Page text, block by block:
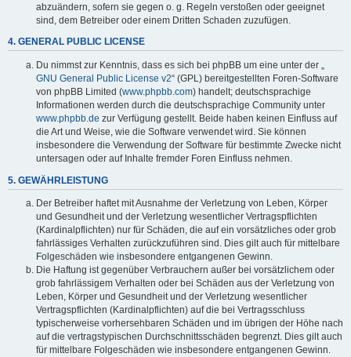
abzuändern, sofern sie gegen o. g. Regeln verstoßen oder geeignet
sind, dem Betreiber oder einem Dritten Schaden zuzufügen.
4. GENERAL PUBLIC LICENSE
Du nimmst zur Kenntnis, dass es sich bei phpBB um eine unter der „
GNU General Public License v2“ (GPL) bereitgestellten Foren-Software
von phpBB Limited (www.phpbb.com) handelt; deutschsprachige
Informationen werden durch die deutschsprachige Community unter
www.phpbb.de zur Verfügung gestellt. Beide haben keinen Einfluss auf
die Art und Weise, wie die Software verwendet wird. Sie können
insbesondere die Verwendung der Software für bestimmte Zwecke nicht
untersagen oder auf Inhalte fremder Foren Einfluss nehmen.
5. GEWÄHRLEISTUNG
Der Betreiber haftet mit Ausnahme der Verletzung von Leben, Körper
und Gesundheit und der Verletzung wesentlicher Vertragspflichten
(Kardinalpflichten) nur für Schäden, die auf ein vorsätzliches oder grob
fahrlässiges Verhalten zurückzuführen sind. Dies gilt auch für mittelbare
Folgeschäden wie insbesondere entgangenen Gewinn.
Die Haftung ist gegenüber Verbrauchern außer bei vorsätzlichem oder
grob fahrlässigem Verhalten oder bei Schäden aus der Verletzung von
Leben, Körper und Gesundheit und der Verletzung wesentlicher
Vertragspflichten (Kardinalpflichten) auf die bei Vertragsschluss
typischerweise vorhersehbaren Schäden und im übrigen der Höhe nach
auf die vertragstypischen Durchschnittsschäden begrenzt. Dies gilt auch
für mittelbare Folgeschäden wie insbesondere entgangenen Gewinn.